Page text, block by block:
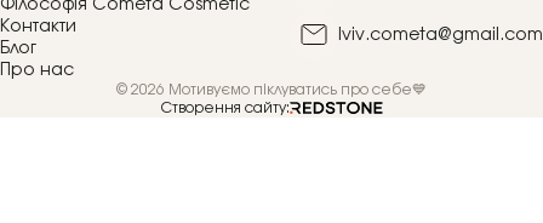
Філософія Cometa Cosmetic
Контакти
Блог
Про нас
lviv.cometa@gmail.com
© 2026 Мотивуємо піклуватись про себе💙
Створення сайту: